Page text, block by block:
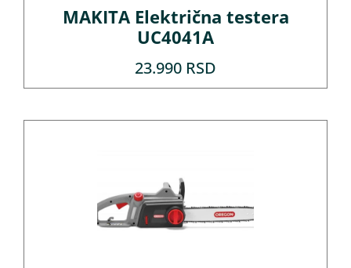
MAKITA Električna testera
UC4041A
23.990 RSD